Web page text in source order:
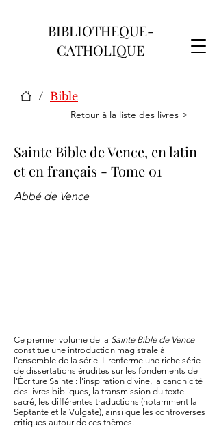
BIBLIOTHEQUE-
CATHOLIQUE
/ Bible
Retour à la liste des livres >
Sainte Bible de Vence, en latin
et en français - Tome 01
Abbé de Vence
Ce premier volume de la Sainte Bible de Vence
constitue une introduction magistrale à
l'ensemble de la série. Il renferme une riche série
de dissertations érudites sur les fondements de
l'Écriture Sainte : l'inspiration divine, la canonicité
des livres bibliques, la transmission du texte
sacré, les différentes traductions (notamment la
Septante et la Vulgate), ainsi que les controverses
critiques autour de ces thèmes.